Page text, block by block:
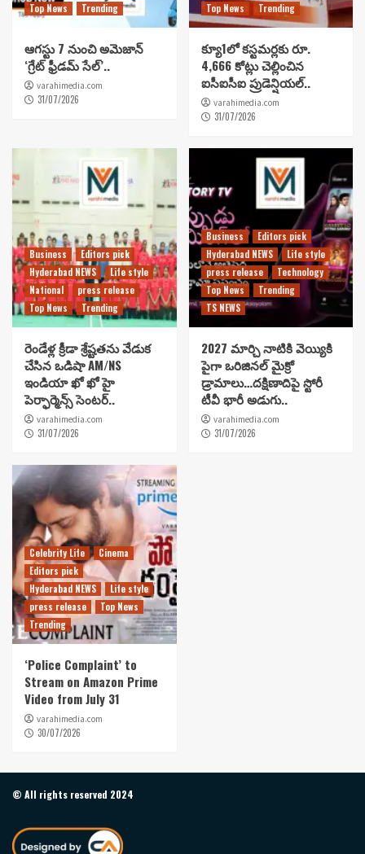
Top News
Trending
ఆగస్టు 7 నుంచి అమెజాన్
‘గ్రేట్ ఫ్రీడమ్ సేల్’..
varahimedia.com
31/07/2026
Top News
Trending
క్యూ1లో కస్టమర్లకు రూ.
4,666 కోట్లు చెల్లించిన
ఐసీఐసీఐ ప్రుడెన్షియల్..
varahimedia.com
31/07/2026
Business
Editors pick
Hyderabad NEWS
Life style
National
press release
Top News
Trending
రెండేళ్ల క్రీడా శ్రేష్టతను వేడుక
చేసిన ఒడిషా AM/NS
ఇండియా ఖో ఖో హై
పెర్ఫార్మెన్స్ సెంటర్..
varahimedia.com
31/07/2026
Business
Editors pick
Hyderabad NEWS
Life style
press release
Technology
Top News
Trending
TS NEWS
2027 మార్చి నాటికి వెయ్యికి
పైగా ఒరిజినల్ మైక్రో
డ్రామాలు…దక్షిణాదిపై స్టోరీ
టీవీ భారీ అడుగు..
varahimedia.com
31/07/2026
Celebrity Life
Cinema
Editors pick
Hyderabad NEWS
Life style
press release
Top News
Trending
‘Police Complaint’ to
Stream on Amazon Prime
Video from July 31
varahimedia.com
30/07/2026
© All rights reserved 2024